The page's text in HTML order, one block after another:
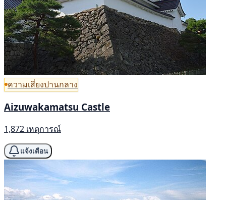
ความเสี่ยงปานกลาง
Aizuwakamatsu Castle
1,872 เหตุการณ์
แจ้งเตือน